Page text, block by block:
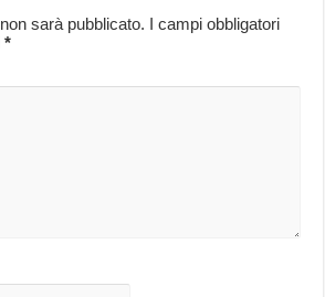
sarà pubblicato. I campi obbligatori
*